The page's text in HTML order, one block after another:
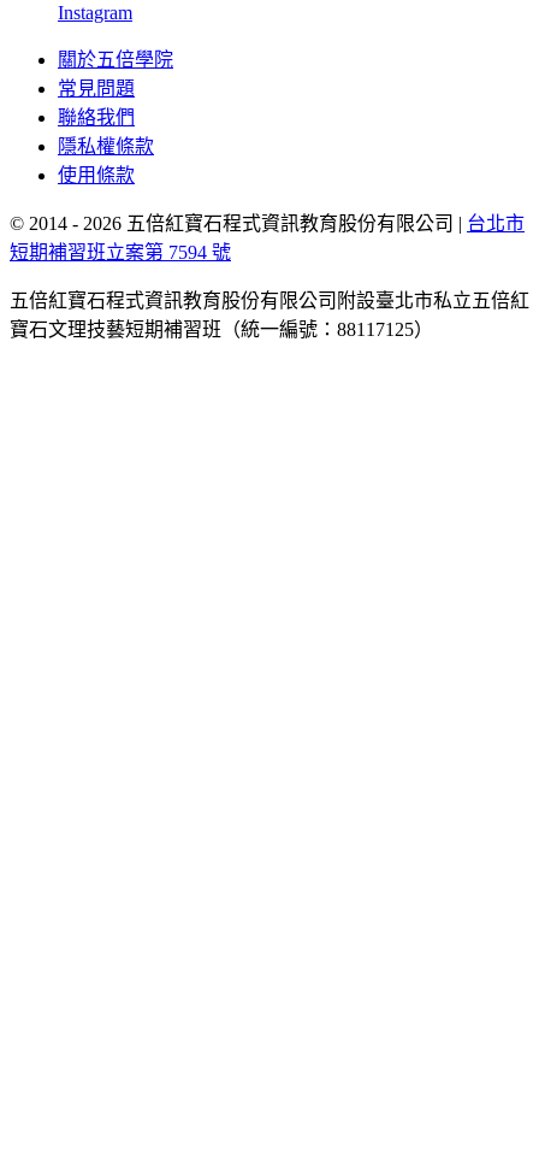
Instagram
關於五倍學院
常見問題
聯絡我們
隱私權條款
使用條款
© 2014 - 2026 五倍紅寶石程式資訊教育股份有限公司
台北市
短期補習班立案第 7594 號
五倍紅寶石程式資訊教育股份有限公司附設臺北市私立五倍紅
寶石文理技藝短期補習班（統一編號：88117125）